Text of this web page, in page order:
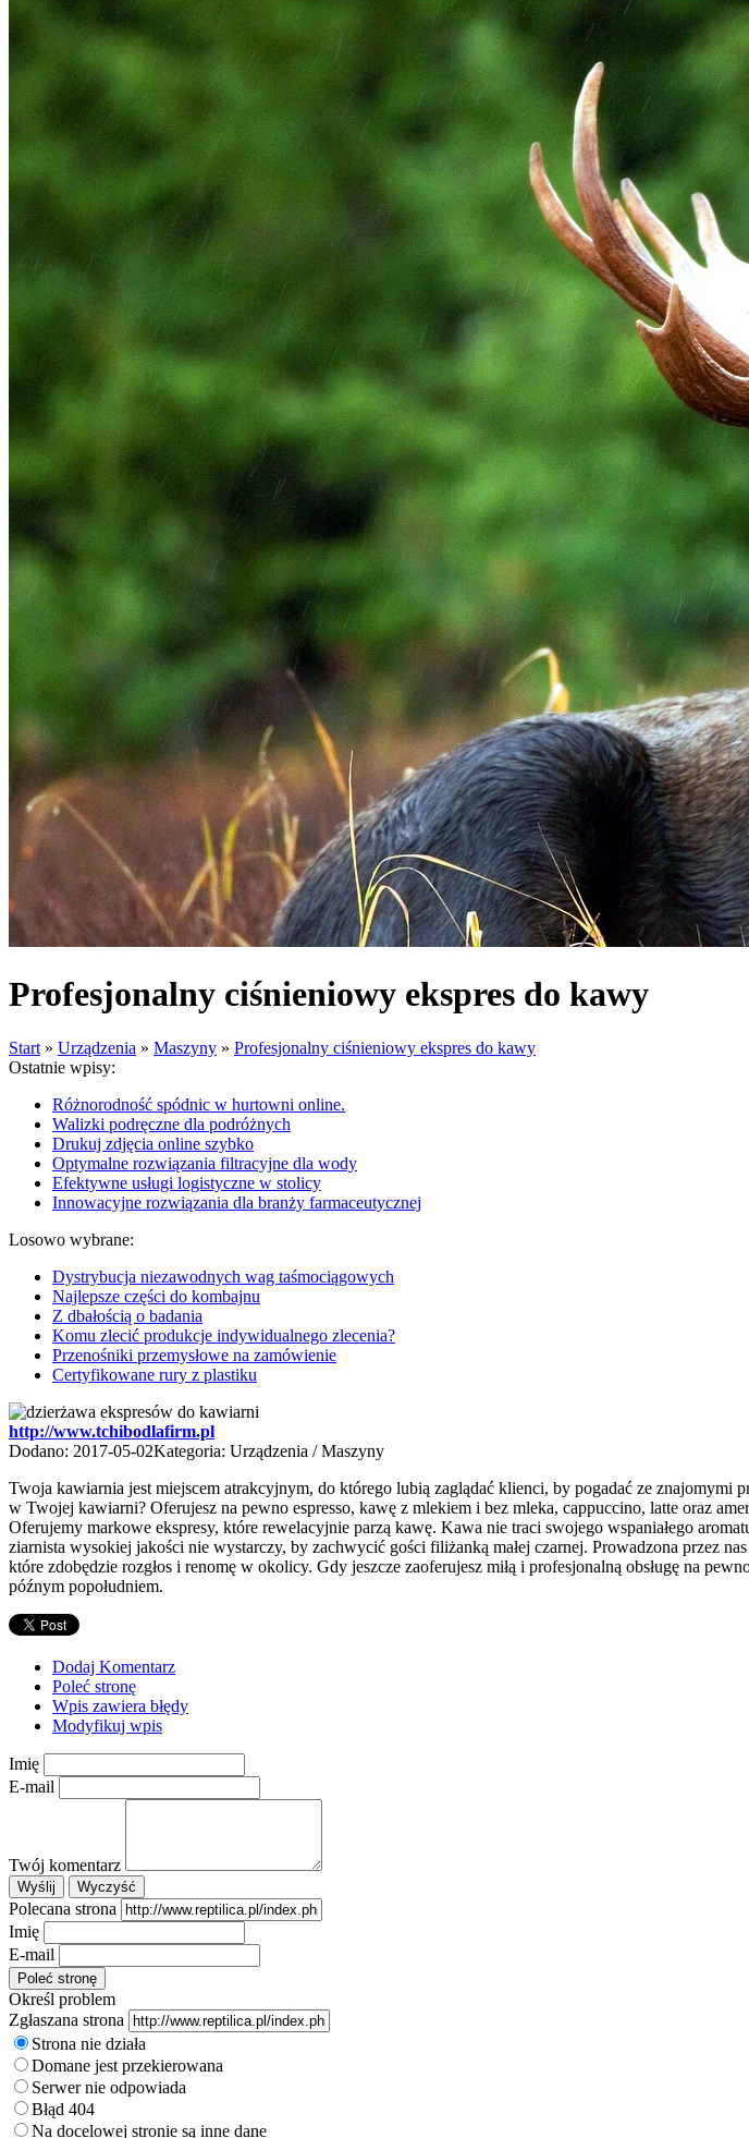
Profesjonalny ciśnieniowy ekspres do kawy
Start » Urządzenia » Maszyny » Profesjonalny ciśnieniowy ekspres do kawy
Ostatnie wpisy:
Różnorodność spódnic w hurtowni online.
Walizki podręczne dla podróżnych
Drukuj zdjęcia online szybko
Optymalne rozwiązania filtracyjne dla wody
Efektywne usługi logistyczne w stolicy
Innowacyjne rozwiązania dla branży farmaceutycznej
Losowo wybrane:
Dystrybucja niezawodnych wag taśmociągowych
Najlepsze części do kombajnu
Z dbałością o badania
Komu zlecić produkcje indywidualnego zlecenia?
Przenośniki przemysłowe na zamówienie
Certyfikowane rury z plastiku
http://www.tchibodlafirm.pl
Dodano: 2017-05-02Kategoria: Urządzenia / Maszyny
Twoja kawiarnia jest miejscem atrakcyjnym, do którego lubią zaglądać klienci, by pogadać ze
w Twojej kawiarni? Oferujesz na pewno espresso, kawę z mlekiem i bez mleka, cappuccino, latte oraz
Oferujemy markowe ekspresy, które rewelacyjnie parzą kawę. Kawa nie traci swojego wspaniałego
ziarnista wysokiej jakości nie wystarczy, by zachwycić gości filiżanką małej czarnej. Prowadzona przez
które zdobędzie rozgłos i renomę w okolicy. Gdy jeszcze zaoferujesz miłą i profesjonalną obsługę na
późnym popołudniem.
Dodaj Komentarz
Poleć stronę
Wpis zawiera błędy
Modyfikuj wpis
Imię
E-mail
Twój komentarz
Polecana strona
Imię
E-mail
Określ problem
Zgłaszana strona
Strona nie działa
Domane jest przekierowana
Serwer nie odpowiada
Błąd 404
Na docelowej stronie są inne dane